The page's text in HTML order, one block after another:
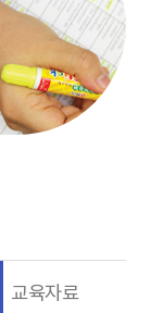
교육자료